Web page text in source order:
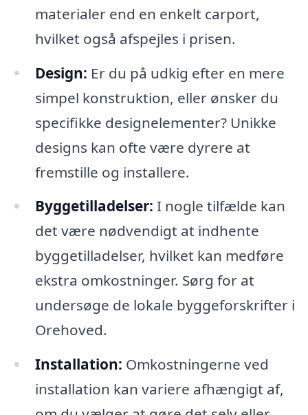
materialer end en enkelt carport,
hvilket også afspejles i prisen.
Design: Er du på udkig efter en mere
simpel konstruktion, eller ønsker du
specifikke designelementer? Unikke
designs kan ofte være dyrere at
fremstille og installere.
Byggetilladelser: I nogle tilfælde kan
det være nødvendigt at indhente
byggetilladelser, hvilket kan medføre
ekstra omkostninger. Sørg for at
undersøge de lokale byggeforskrifter i
Orehoved.
Installation: Omkostningerne ved
installation kan variere afhængigt af,